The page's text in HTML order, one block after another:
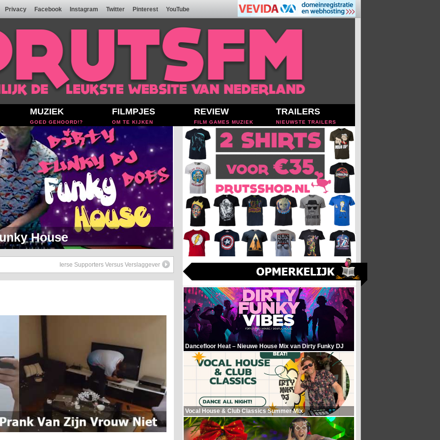
Privacy Facebook Instagram Twitter Pinterest YouTube
MUZIEK
GOED GEHOORD!?
FILMPJES
OM TE KIJKEN
REVIEW
FILM GAMES MUZIEK
TRAILERS
NIEUWSTE TRAILERS
Soul Setje
Ierse Supporters Versus Verslaggever
Dancefloor Heat – Nieuwe House Mix van Dirty Funky DJ
Vocal House & Club Classics Summer Mix